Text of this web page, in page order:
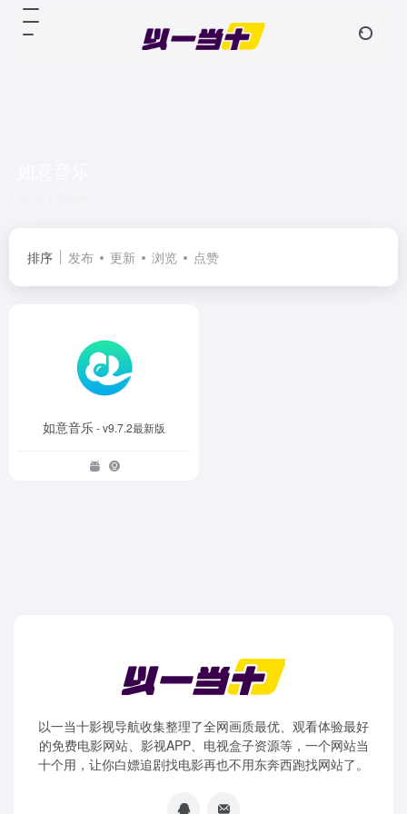
排序 发布 更新 浏览 点赞
如意音乐- v9.7.2最新版
以一当十影视导航收集整理了全网画质最优、观看体验最好
的免费电影网站、影视APP、电视盒子资源等，一个网站当
十个用，让你白嫖追剧找电影再也不用东奔西跑找网站了。